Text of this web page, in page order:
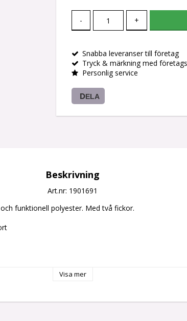
- +
Snabba leveranser till företag
Tryck & märkning med
Personlig service
DELA
Beskrivning
Art.nr: 1901691
funktionell polyester. Med två fickor.
Visa mer